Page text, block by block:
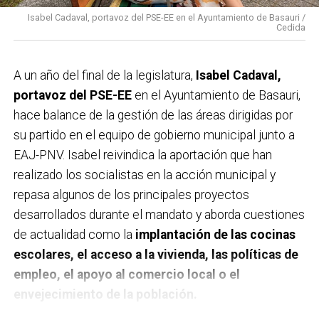
Isabel Cadaval, portavoz del PSE-EE en el Ayuntamiento de Basauri /
Cedida
A un año del final de la legislatura, Isabel Cadaval,
portavoz del PSE-EEen el Ayuntamiento de Basauri,
hace balance de la gestión de las áreas dirigidas por
su partido en el equipo de gobierno municipal junto a
EAJ-PNV. Isabel reivindica la aportación que han
realizado los socialistas en la acción municipal y
repasa algunos de los principales proyectos
desarrollados durante el mandato y aborda cuestiones
de actualidad como la implantación de las cocinas
escolares, el acceso a la vivienda, las políticas de
empleo, el apoyo al comercio local o el
envejecimiento de la población.